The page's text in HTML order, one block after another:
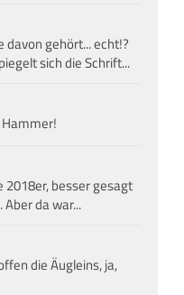
davon gehört... echt!?
sich die Schrift...
2018er, besser gesagt
da war...
die Äugleins, ja,